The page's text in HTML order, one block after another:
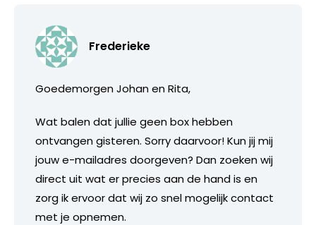
Frederieke
Goedemorgen Johan en Rita,
Wat balen dat jullie geen box hebben
ontvangen gisteren. Sorry daarvoor! Kun jij mij
jouw e-mailadres doorgeven? Dan zoeken wij
direct uit wat er precies aan de hand is en
zorg ik ervoor dat wij zo snel mogelijk contact
met je opnemen.